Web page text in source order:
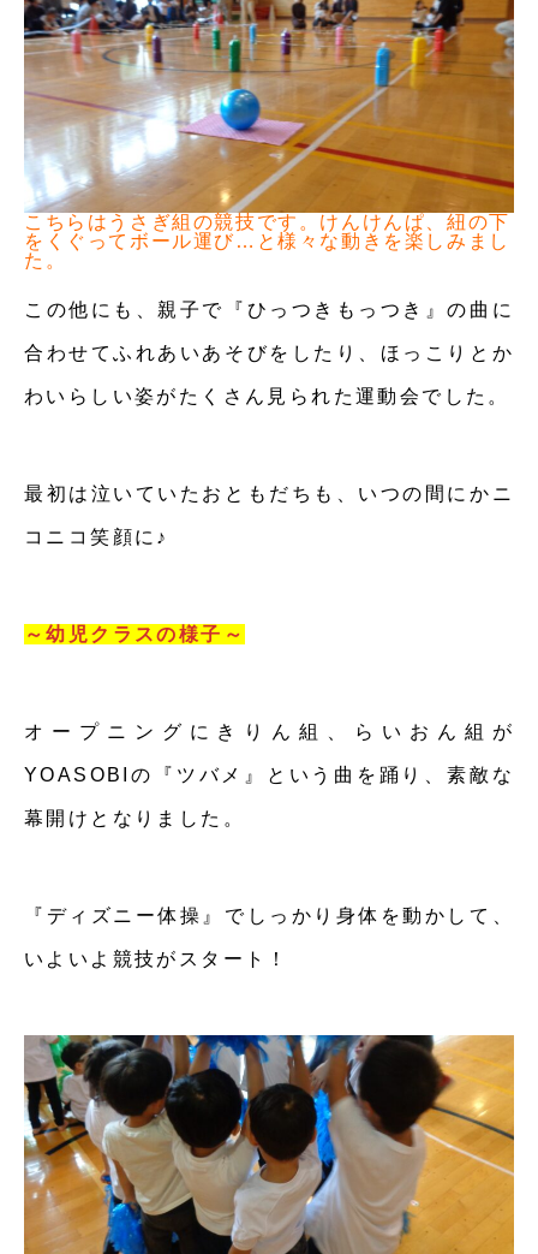
こちらはうさぎ組の競技です。けんけんぱ、紐の下
をくぐってボール運び…と様々な動きを楽しみまし
た。
この他にも、親子で『ひっつきもっつき』の曲に
合わせてふれあいあそびをしたり、ほっこりとか
わいらしい姿がたくさん見られた運動会でした。
最初は泣いていたおともだちも、いつの間にかニ
コニコ笑顔に♪
～幼児クラスの様子～
オープニングにきりん組、らいおん組が
YOASOBIの『ツバメ』という曲を踊り、素敵な
幕開けとなりました。
『ディズニー体操』でしっかり身体を動かして、
いよいよ競技がスタート！